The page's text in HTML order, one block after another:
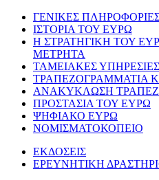
ΓΕΝΙΚΕΣ
ΙΣΤΟΡΙΑ ΤΟΥ ΕΥΡΩ
Η ΣΤΡΑΤΗΓΙΚΗ ΤΟΥ
ΜΕΤΡΗΤΑ
ΤΑΜΕΙΑΚΕΣ ΥΠΗΡΕΣΙΕΣ
ΤΡΑΠΕΖΟΓΡΑΜΜΑΤΙΑ
ΑΝΑΚΥΚΛΩΣΗ
ΠΡΟΣΤΑΣΙΑ ΤΟΥ ΕΥΡΩ
ΨΗΦΙΑΚΟ ΕΥΡΩ
ΝΟΜΙΣΜΑΤΟΚΟΠΕΙΟ
ΕΚΔΟΣΕΙΣ
ΕΡΕΥΝΗΤΙΚΗ